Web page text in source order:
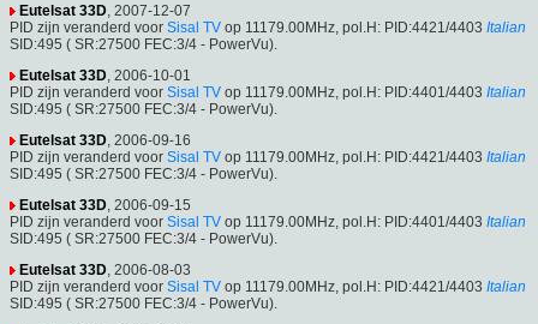
Eutelsat 33D , 2007-12-07
PID zijn veranderd voor Sisal TV op 11179.00MHz, pol.H: PID:4421/4403 Italian
SID:495 ( SR:27500 FEC:3/4 - PowerVu).
Eutelsat 33D , 2006-10-01
PID zijn veranderd voor Sisal TV op 11179.00MHz, pol.H: PID:4401/4403 Italian
SID:495 ( SR:27500 FEC:3/4 - PowerVu).
Eutelsat 33D , 2006-09-16
PID zijn veranderd voor Sisal TV op 11179.00MHz, pol.H: PID:4421/4403 Italian
SID:495 ( SR:27500 FEC:3/4 - PowerVu).
Eutelsat 33D , 2006-09-15
PID zijn veranderd voor Sisal TV op 11179.00MHz, pol.H: PID:4401/4403 Italian
SID:495 ( SR:27500 FEC:3/4 - PowerVu).
Eutelsat 33D , 2006-08-03
PID zijn veranderd voor Sisal TV op 11179.00MHz, pol.H: PID:4421/4403 Italian
SID:495 ( SR:27500 FEC:3/4 - PowerVu).